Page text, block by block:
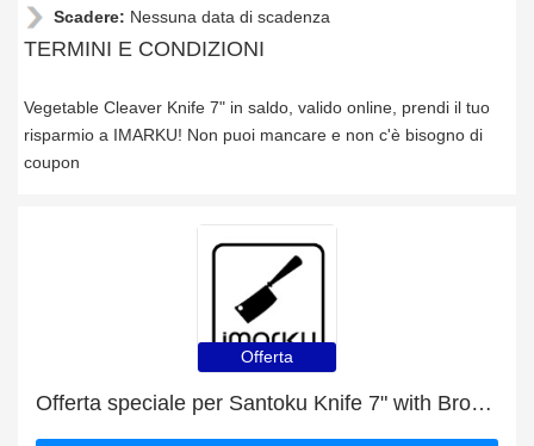
Scadere: Nessuna data di scadenza
TERMINI E CONDIZIONI
Vegetable Cleaver Knife 7" in saldo, valido online, prendi il tuo
risparmio a IMARKU! Non puoi mancare e non c'è bisogno di
coupon
Offerta
Offerta speciale per Santoku Knife 7" with Brown handle | fino al 23% di sconto